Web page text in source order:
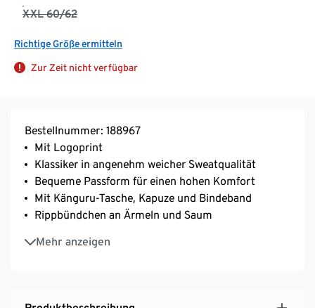
XXL 60/62
Richtige Größe ermitteln
Zur Zeit nicht verfügbar
Bestellnummer: 188967
Mit Logoprint
Klassiker in angenehm weicher Sweatqualität
Bequeme Passform für einen hohen Komfort
Mit Känguru-Tasche, Kapuze und Bindeband
Rippbündchen an Ärmeln und Saum
Mehr anzeigen
Aus Baumwolle